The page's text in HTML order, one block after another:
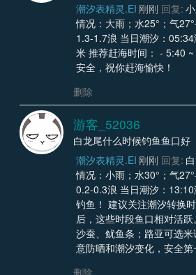
潮汐表精灵.EI 刚刚 回复:
情况：大雨；水25°；气
1.3-1.7浪 当日潮汐：
米 推荐赶海时间： - 5:40
安全，祝你赶海愉快！
删除
游客_52036
白龙尾什么时候钓鱼鱼口好
潮汐表精灵.EI 刚刚 回复:
情况：小雨；水30°；气
0.2-0.3浪 当日潮汐：13:10满4.8米 今
钓鱼！ 建议关注潮汐转换
后，这些时段鱼口相对活跃
沙蚕、鱿鱼条；路亚可选
意防晒和潮汐变化，安全第